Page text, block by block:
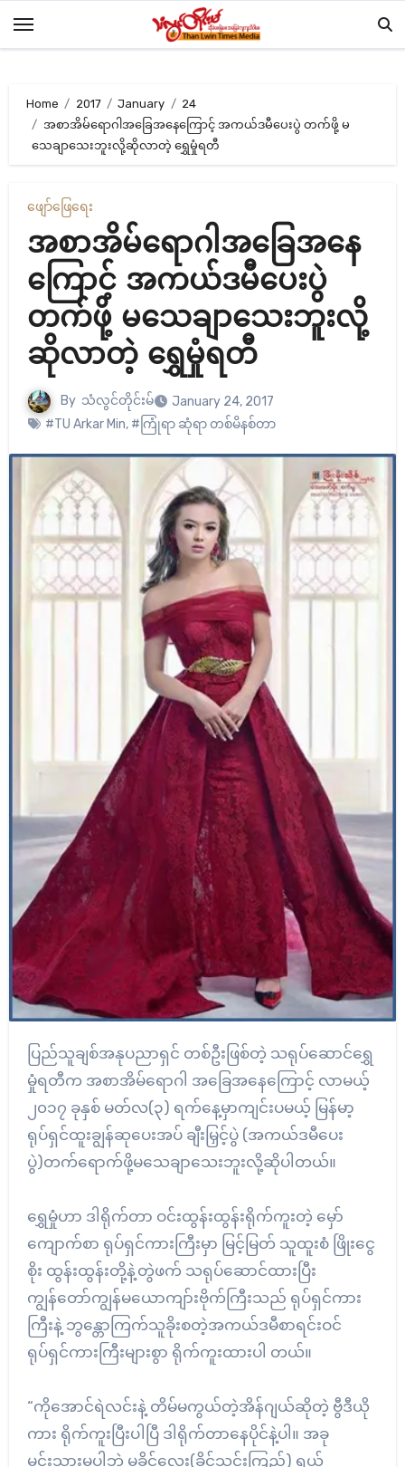
Home 2017 January
24
အစာအိမ်ရောဂါအခြေအနေကြောင့် အကယ်ဒမီပေးပွဲ တက်ဖို့ မ
သေချာသေးဘူးလို့ဆိုလာတဲ့ ရွှေမှုံရတီ
ဖျော်ဖြေရေး
အစာအိမ်ရောဂါအခြေအနေ
ကြောင့် အကယ်ဒမီပေးပွဲ
တက်ဖို့ မသေချာသေးဘူးလို့
ဆိုလာတဲ့ ရွှေမှုံရတီ
By သံလွင်တိုင်းမ်
January 24, 2017
#TU Arkar Min, #ကြုံရာ ဆုံရာ တစ်မိနစ်တာ
ပြည်သူချစ်အနုပညာရှင် တစ်ဦးဖြစ်တဲ့ သရုပ်ဆောင်ရွှေ
မှုံရတီက အစာအိမ်ရောဂါ အခြေအနေကြောင့် လာမယ့်
၂၀၁၇ ခုနှစ် မတ်လ(၃) ရက်နေ့မှာကျင်းပမယ့် မြန်မာ့
ရုပ်ရှင်ထူးချွန်ဆုပေးအပ် ချီးမြှင့်ပွဲ (အကယ်ဒမီပေး
ပွဲ)တက်ရောက်ဖို့မသေချာသေးဘူးလို့ဆိုပါတယ်။
ရွှေမှုံဟာ ဒါရိုက်တာ ဝင်းထွန်းထွန်းရိုက်ကူးတဲ့ မှော်
ကျောက်စာ ရုပ်ရှင်ကားကြီးမှာ မြင့်မြတ် သူထူးစံ ဖြိုးငွေ
စိုး ထွန်းထွန်းတို့နဲ့တွဲဖက် သရုပ်ဆောင်ထားပြီး
ကျွန်တော်ကျွန်မယောကျာ်းဗိုက်ကြီးသည် ရုပ်ရှင်ကား
ကြီးနဲ့ ဘွန္တောကြက်သူခိုးစတဲ့အကယ်ဒမီစာရင်းဝင်
ရုပ်ရှင်ကားကြီးများစွာ ရိုက်ကူးထားပါ တယ်။
“ကိုအောင်ရဲလင်းနဲ့ တိမ်မကွယ်တဲ့အိန်ဂျယ်ဆိုတဲ့ ဗွီဒီယို
ကား ရိုက်ကူးပြီးပါပြီ ဒါရိုက်တာနေပိုင်နဲ့ပါ။ အခု
မင်းသားမပါဘဲ မခိုင်လေး(ခိုင်သင်းကြည်) ရယ်